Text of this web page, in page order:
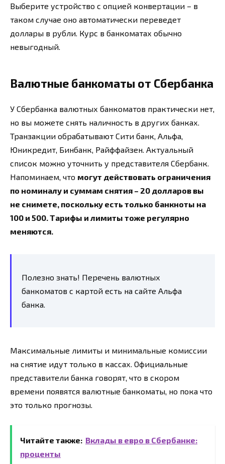
Выберите устройство с опцией конвертации – в
таком случае оно автоматически переведет
доллары в рубли. Курс в банкоматах обычно
невыгодный.
Валютные банкоматы от Сбербанка
У Сбербанка валютных банкоматов практически нет,
но вы можете снять наличность в других банках.
Транзакции обрабатывают Сити банк, Альфа,
Юникредит, Бинбанк, Райффайзен. Актуальный
список можно уточнить у представителя Сбербанк.
Напоминаем, что могут действовать ограничения
по номиналу и суммам снятия – 20 долларов вы
не снимете, поскольку есть только банкноты на
100 и 500. Тарифы и лимиты тоже регулярно
меняются.
Полезно знать! Перечень валютных
банкоматов с картой есть на сайте Альфа
банка.
Максимальные лимиты и минимальные комиссии
на снятие идут только в кассах. Официальные
представители банка говорят, что в скором
времени появятся валютные банкоматы, но пока что
это только прогнозы.
Читайте также: Вклады в евро в Сбербанке:
проценты